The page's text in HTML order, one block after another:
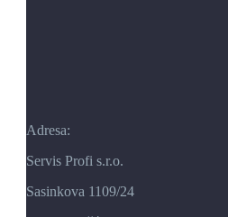
Adresa:
Servis Profi s.r.o.
Sasinkova 1109/24